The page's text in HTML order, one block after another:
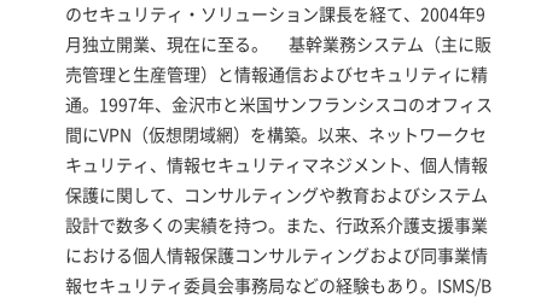
のセキュリティ・ソリューション課長を経て、2004年9
月独立開業、現在に至る。 基幹業務システム（主に販
売管理と生産管理）と情報通信およびセキュリティに精
通。1997年、金沢市と米国サンフランシスコのオフィス
間にVPN（仮想閉域網）を構築。以来、ネットワークセ
キュリティ、情報セキュリティマネジメント、個人情報
保護に関して、コンサルティングや教育およびシステム
設計で数多くの実績を持つ。また、行政系介護支援事業
における個人情報保護コンサルティングおよび同事業情
報セキュリティ委員会事務局などの経験もあり。ISMS/B